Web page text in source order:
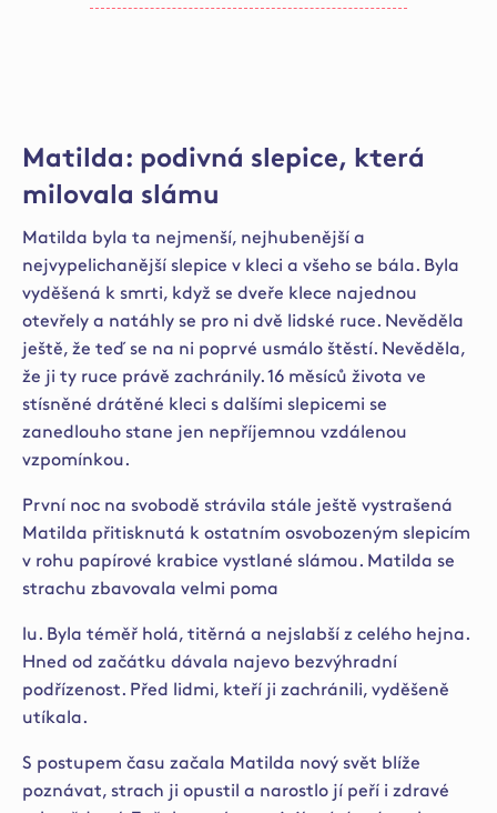
Matilda: podivná slepice, která
milovala slámu
Matilda byla ta nejmenší, nejhubenější a
nejvypelichanější slepice v kleci a všeho se bála. Byla
vyděšená k smrti, když se dveře klece najednou
otevřely a natáhly se pro ni dvě lidské ruce. Nevěděla
ještě, že teď se na ni poprvé usmálo štěstí. Nevěděla,
že ji ty ruce právě zachránily. 16 měsíců života ve
stísněné drátěné kleci s dalšími slepicemi se
zanedlouho stane jen nepříjemnou vzdálenou
vzpomínkou.
První noc na svobodě strávila stále ještě vystrašená
Matilda přitisknutá k ostatním osvobozeným slepicím
v rohu papírové krabice vystlané slámou. Matilda se
strachu zbavovala velmi poma
lu. Byla téměř holá, titěrná a nejslabší z celého hejna.
Hned od začátku dávala najevo bezvýhradní
podřízenost. Před lidmi, kteří ji zachránili, vyděšeně
utíkala.
S postupem času začala Matilda nový svět blíže
poznávat, strach ji opustil a narostlo jí peří i zdravé